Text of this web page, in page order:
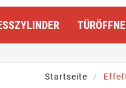
Startseite